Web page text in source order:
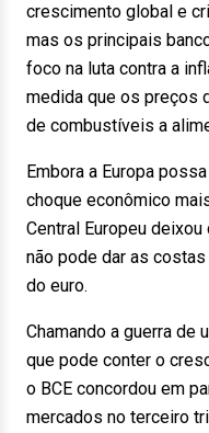
crescimento global e
mas os principais
foco na luta contra a
medida que os preços
de combustíveis a
Embora a Europa
choque econômico
Central Europeu
não pode dar as
do euro.
Chamando a guerra de
que pode conter o
o BCE concordou em
mercados no terceiro